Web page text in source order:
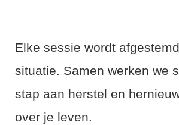
Elke sessie wordt
situatie. Samen werken we
stap aan herstel en
over je leven.